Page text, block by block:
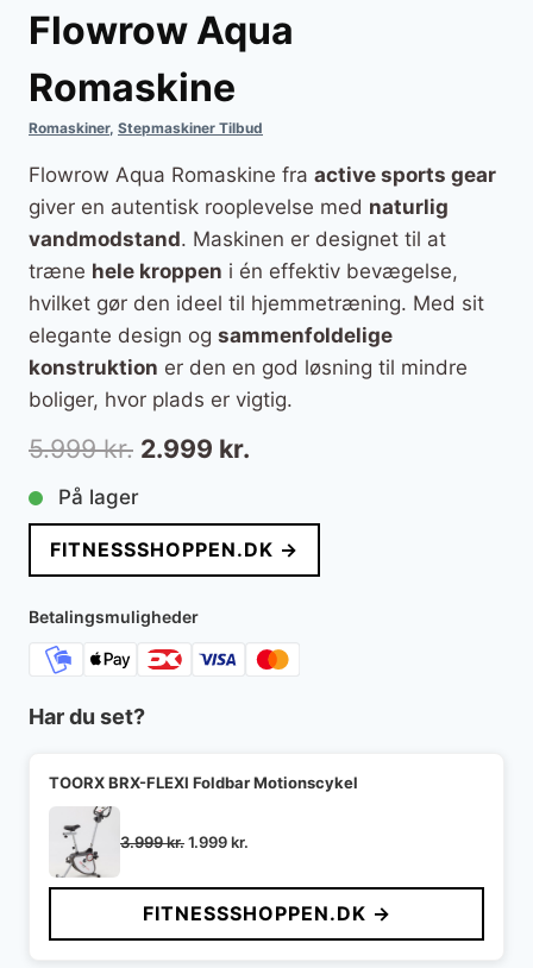
Flowrow Aqua
Romaskine
Romaskiner, Stepmaskiner Tilbud
Flowrow Aqua Romaskine fra active sports gear
giver en autentisk rooplevelse med naturlig
vandmodstand. Maskinen er designet til at
træne hele kroppen i én effektiv bevægelse,
hvilket gør den ideel til hjemmetræning. Med sit
elegante design og sammenfoldelige
konstruktion er den en god løsning til mindre
boliger, hvor plads er vigtig.
5.999kr. Den
pris
var:
5.999 kr..
2.999 kr.
pris
er:
På lager
FITNESSSHOPPEN.DK →
Betalingsmuligheder
Har du set?
TOORX BRX-FLEXI Foldbar Motionscykel
3.999kr.Den
pris
var:
3.999 kr..
1.999kr.
pris
er:
1.999 kr..
FITNESSSHOPPEN.DK →